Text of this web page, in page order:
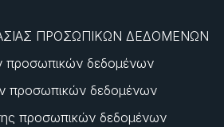
ΠΡΟΣΩΠΙΚΩΝ ΔΕΔΟΜΕΝΩΝ
προσωπικών δεδομένων
προσωπικών δεδομένων
προσωπικών δεδομένων